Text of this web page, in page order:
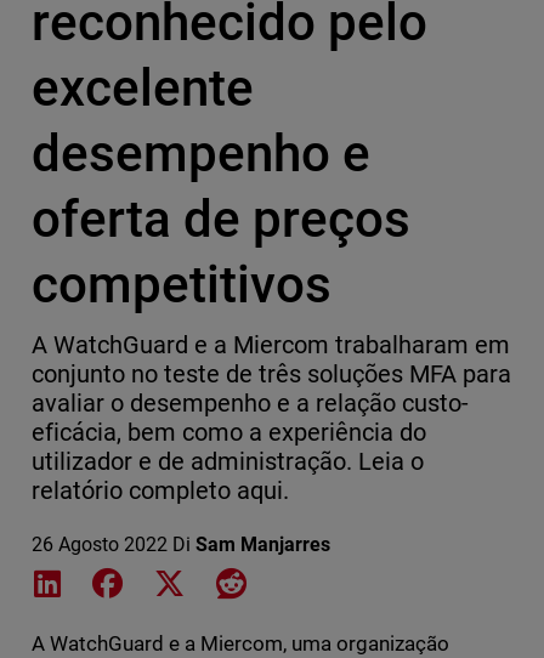
reconhecido pelo
excelente
desempenho e
oferta de preços
competitivos
A WatchGuard e a Miercom trabalharam em
conjunto no teste de três soluções MFA para
avaliar o desempenho e a relação custo-
eficácia, bem como a experiência do
utilizador e de administração. Leia o
relatório completo aqui.
26 Agosto 2022 Di Sam Manjarres
Share on LinkedIn
Share on Facebook
Share on XShare on Reddit
A WatchGuard e a Miercom, uma organização